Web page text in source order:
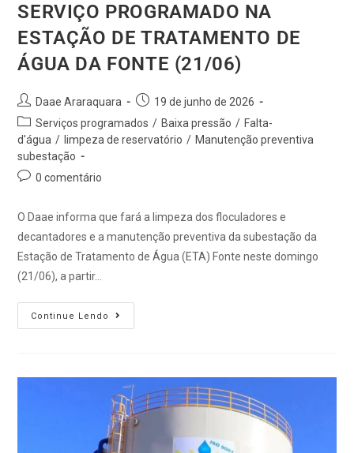
SERVIÇO PROGRAMADO NA
ESTAÇÃO DE TRATAMENTO DE
ÁGUA DA FONTE (21/06)
Daae Araraquara
19 de junho de 2026
Serviços programados / Baixa pressão / Falta-
d'água / limpeza de reservatório / Manutenção preventiva
subestação
0 comentário
O Daae informa que fará a limpeza dos floculadores e
decantadores e a manutenção preventiva da subestação da
Estação de Tratamento de Água (ETA) Fonte neste domingo
(21/06), a partir…
Continue Lendo